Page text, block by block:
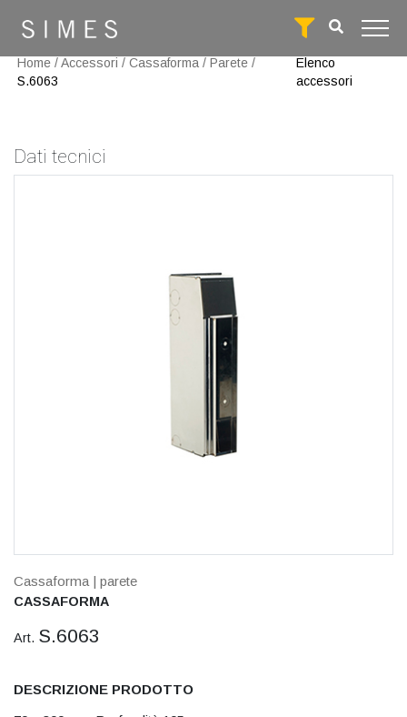
Home /Accessori / Cassaforma / Parete /
S.6063
Elenco
accessori
Dati tecnici
Cassaforma | parete
CASSAFORMA
Art. S.6063
DESCRIZIONE PRODOTTO